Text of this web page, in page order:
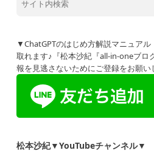
▼ChatGPTのはじめ方解説マニュアル
取れます♪『松本沙紀『all-in-oneブロ
報を見逃さないためにご登録をお願い
松本沙紀▼YouTubeチャンネル▼